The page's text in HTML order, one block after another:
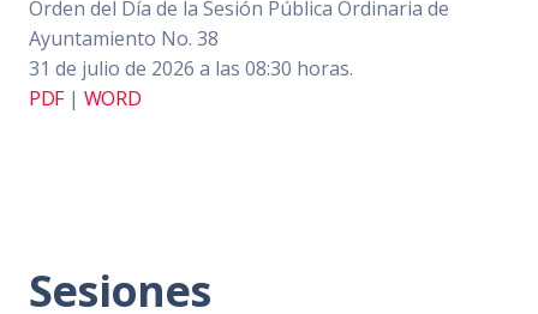
Orden del Día de la Sesión Pública Ordinaria de
Ayuntamiento No. 38
31 de julio de 2026 a las 08:30 horas.
PDF| WORD
Sesiones